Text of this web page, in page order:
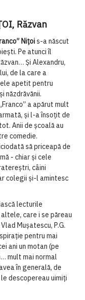
Răzvan
Nițois-a născut
Pe atunci îl
Și Alexandru,
de la care a
apetit pentru
năzdrăvănii.
a apărut mult
și l-a însoțit de
Anii de școală au
comedie.
să priceapă de
- chiar și cele
câini
colegii și-l amintesc
lecturile
care i se păreau
Mușatescu, P.G.
pentru mai
ani un motan (pe
mult mai normal
în generală, de
descopereau uimiți